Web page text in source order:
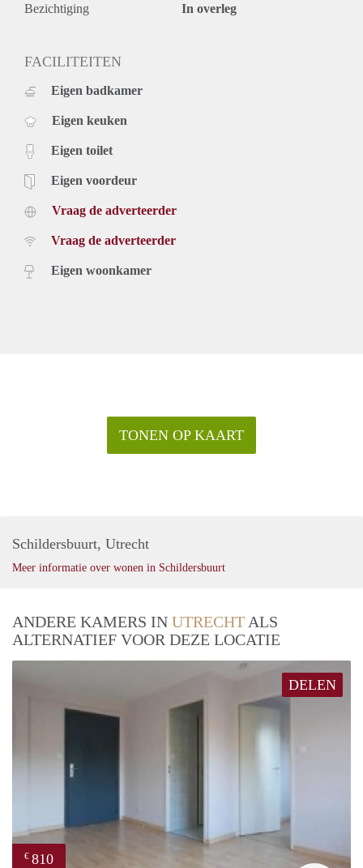
Bezichtiging In overleg
FACILITEITEN
Eigen badkamer
Eigen keuken
Eigen toilet
Eigen voordeur
Vraag de adverteerder
Vraag de adverteerder
Eigen woonkamer
TONEN OP KAART
Schildersbuurt, Utrecht
Meer informatie over wonen in Schildersbuurt
ANDERE KAMERS IN UTRECHT ALS
ALTERNATIEF VOOR DEZE LOCATIE
DELEN
€ 810